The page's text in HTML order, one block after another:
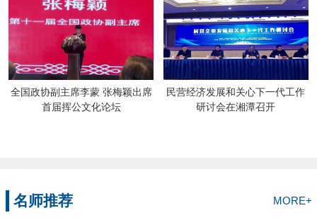
全国政协副主席李蒙 张梅颖出席
首届挥公文化论坛
民营经济发展和关心下一代工作
研讨会在湘潭召开
名师推荐 MORE+